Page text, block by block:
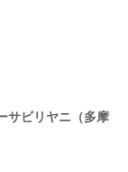
サビリヤニ（多摩